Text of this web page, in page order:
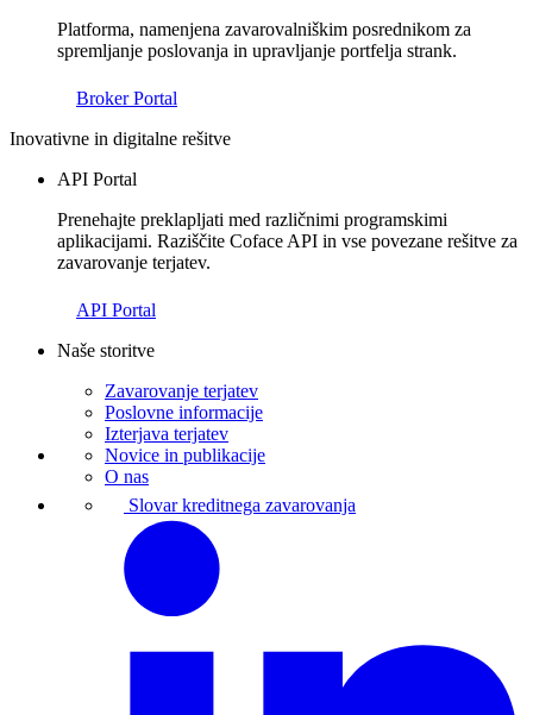
Platforma, namenjena zavarovalniškim posrednikom za
spremljanje poslovanja in upravljanje portfelja strank.
Broker Portal
Inovativne in digitalne rešitve
API Portal
Prenehajte preklapljati med različnimi programskimi
aplikacijami. Raziščite Coface API in vse povezane rešitve za
zavarovanje terjatev.
API Portal
Naše storitve
Zavarovanje terjatev
Poslovne informacije
Izterjava terjatev
Novice in publikacije
O nas
Slovar kreditnega zavarovanja